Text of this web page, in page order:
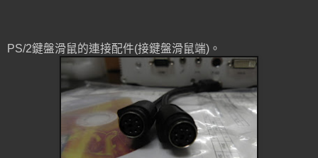
PS/2鍵盤滑鼠的連接配件(接鍵盤滑鼠端)。